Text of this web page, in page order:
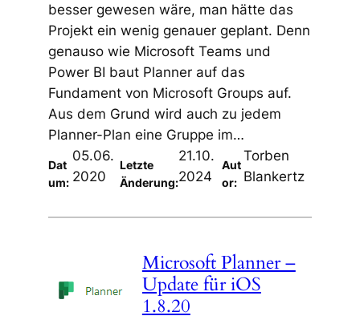
besser gewesen wäre, man hätte das
Projekt ein wenig genauer geplant. Denn
genauso wie Microsoft Teams und
Power BI baut Planner auf das
Fundament von Microsoft Groups auf.
Aus dem Grund wird auch zu jedem
Planner-Plan eine Gruppe im…
Dat
um:
05.06.
2020
Letzte
Änderung:
21.10.
2024
Aut
or:
Torben
Blankertz
Microsoft Planner –
Update für iOS
1.8.20